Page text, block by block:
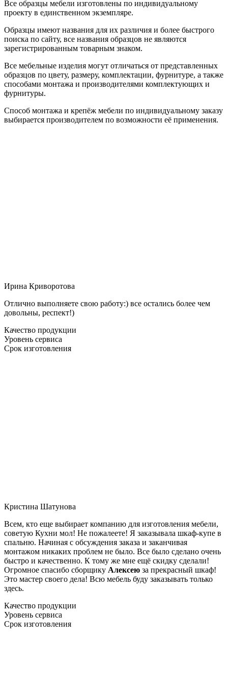
Все образцы мебели изготовлены по индивидуальному
проекту в единственном экземпляре.
Образцы имеют названия для их различия и более быстрого
поиска по сайту, все названия образцов не являются
зарегистрированным товарным знаком.
Все мебельные изделия могут отличаться от представленных
образцов по цвету, размеру, комплектации, фурнитуре, а также
способами монтажа и производителями комплектующих и
фурнитуры.
Способ монтажа и крепёж мебели по индивидуальному заказу
выбирается производителем по возможности её применения.
Ирина Криворотова
Отлично выполняете свою работу:) все остались более чем
довольны, респект!)
Качество продукции
Уровень сервиса
Срок изготовления
Кристина Шатунова
Всем, кто еще выбирает компанию для изготовления мебели,
советую Кухни мол! Не пожалеете! Я заказывала шкаф-купе в
спальню. Начиная с обсуждения заказа и заканчивая
монтажом никаких проблем не было. Все было сделано очень
быстро и качественно. К тому же мне ещё скидку сделали!
Огромное спасибо сборщику Алексею за прекрасный шкаф!
Это мастер своего дела! Всю мебель буду заказывать только
здесь.
Качество продукции
Уровень сервиса
Срок изготовления